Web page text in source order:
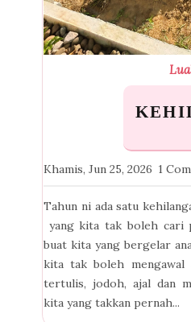
Khamis, Jun 25, 2026 1
Tahun ni ada satu
yang kita tak boleh cari
buat kita yang bergelar
kita tak boleh mengawal
tertulis, jodoh, ajal dan
kita yang takkan pernah...